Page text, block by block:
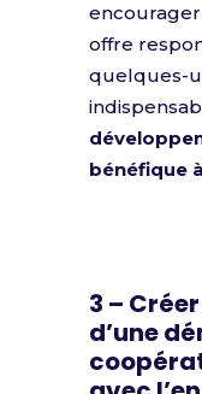
encourager
offre
quelques-
bénéfique
3 –
d’une